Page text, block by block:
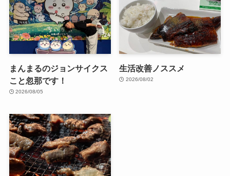
まんまるのジョンサイクス
こと忽那です！
2026/08/05
生活改善ノススメ
2026/08/02